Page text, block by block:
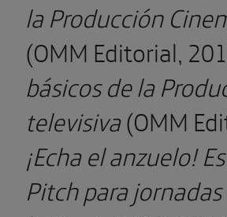
la Producción
(OMM Editorial,
básicos de la
televisiva(OMM
¡Echa el anzuelo!
Pitch para